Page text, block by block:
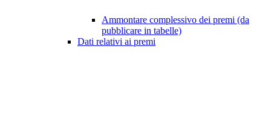
Ammontare complessivo dei premi (da
pubblicare in tabelle)
Dati relativi ai premi